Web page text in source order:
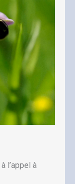
l’appel à